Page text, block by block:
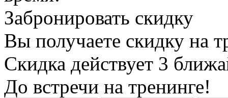
Забронировать скидку
Вы получаете скидку на
Скидка действует 3
До встречи на тренинге!